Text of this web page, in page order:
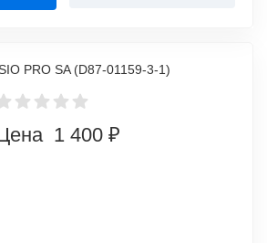
PRO SA (D87-01159-3-1)
1 400 ₽